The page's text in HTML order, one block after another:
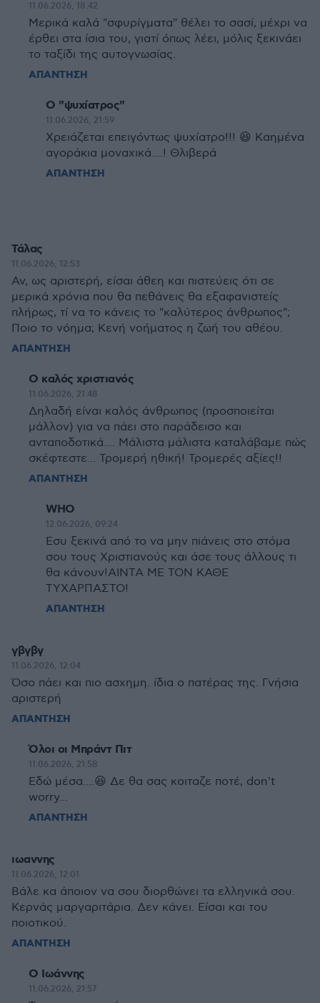
11.06.2026, 18:42
Μερικά καλά "σφυρίγματα" θέλει το σασί, μέχρι να
έρθει στα ίσια του, γιατί όπως λέει, μόλις ξεκινάει
το ταξίδι της αυτογνωσίας.
ΑΠΑΝΤΗΣΗ
Ο "ψυχίατρος"
11.06.2026, 21:59
Χρειάζεται επειγόντως ψυχίατρο!!! 😆 Καημένα
αγοράκια μοναχικά....! Θλιβερά
ΑΠΑΝΤΗΣΗ
Τάλας
11.06.2026, 12:53
Αν, ως αριστερή, είσαι άθεη και πιστεύεις ότι σε
μερικά χρόνια που θα πεθάνεις θα εξαφανιστείς
πλήρως, τί να το κάνεις το "καλύτερος άνθρωπος";
Ποιο το νόημα; Κενή νοήματος η ζωή του αθέου.
ΑΠΑΝΤΗΣΗ
Ο καλός χριστιανός
11.06.2026, 21:48
Δηλαδή είναι καλός άνθρωπος (προσποιείται
μάλλον) για να πάει στο παράδεισο και
ανταποδοτικά.... Μάλιστα μάλιστα καταλάβαμε πώς
σκέφτεστε... Τρομερή ηθική! Τρομερές αξίες!!
ΑΠΑΝΤΗΣΗ
WHO
12.06.2026, 09:24
Eσυ ξεκινά από το να μην πιάνεις στο στόμα
σου τους Χριστιανούς και άσε τους άλλους τι
θα κάνουν!ΑΙΝΤΑ ΜΕ ΤΟΝ ΚΑΘΕ
ΤΥΧΑΡΠΑΣΤΟ!
ΑΠΑΝΤΗΣΗ
γβγβγ
11.06.2026, 12:04
Όσο πάει και πιο ασχημη. ίδια ο πατέρας της. Γνήσια
αριστερή
ΑΠΑΝΤΗΣΗ
Όλοι οι Μπράντ Πιτ
11.06.2026, 21:58
Εδώ μέσα....😆 Δε θα σας κοιταζε ποτέ, don't
worry...
ΑΠΑΝΤΗΣΗ
ιωαννης
11.06.2026, 12:01
Βάλε κα άποιον να σου διορθώνει τα ελληνικά σου.
Κερνάς μαργαριτάρια. Δεν κάνει. Είσαι και του
ποιοτικού.
ΑΠΑΝΤΗΣΗ
Ο Ιωάννης
11.06.2026, 21:57